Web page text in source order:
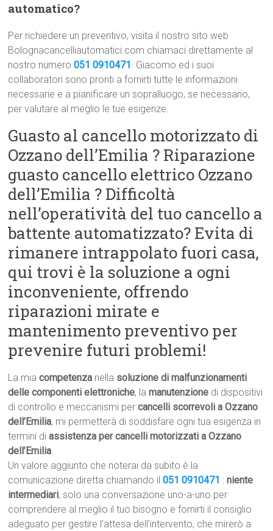
automatico?
Per richiedere un preventivo, visita il nostro sito web
Bolognacancelliautomatici.com chiamaci direttamente al
nostro numero051 0910471 . Giacomo ed i suoi
collaboratori sono pronti a fornirti tutte le informazioni
necessarie e a pianificare un sopralluogo, se necessario,
per valutare al meglio le tue esigenze.
Guasto al cancello motorizzato di
Ozzano dell’Emilia ? Riparazione
guasto cancello elettrico Ozzano
dell’Emilia ? Difficoltà
nell’operatività del tuo cancello a
battente automatizzato? Evita di
rimanere intrappolato fuori casa,
qui trovi è la soluzione a ogni
inconveniente, offrendo
riparazioni mirate e
mantenimento preventivo per
prevenire futuri problemi!
La miacompetenza nella soluzione di malfunzionamenti
delle componenti elettroniche, lamanutenzione di dispositivi
di controllo e meccanismi percancelli scorrevoli a Ozzano
dell’Emilia, mi permetterà di soddisfare ogni tua esigenza in
termini diassistenza per cancelli motorizzati a Ozzano
dell’Emilia.
Un valore aggiunto che noterai da subito è la
comunicazione diretta chiamando il051 0910471 :niente
intermediari, solo una conversazione uno-a-uno per
comprendere al meglio il tuo bisogno e fornirti il consiglio
adeguato per gestire l’attesa dell’intervento, che mirerò a